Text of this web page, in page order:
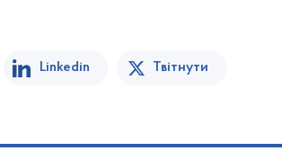
Linkedin Твітнути